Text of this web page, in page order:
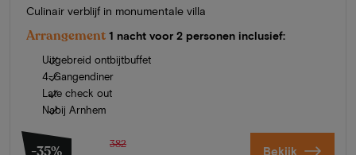
Culinair verblijf in monumentale villa
Arrangement 1 nacht voor 2 personen inclusief:
Uitgebreid ontbijtbuffet
4-Gangendiner
Late check out
Nabij Arnhem
382 Bekijk